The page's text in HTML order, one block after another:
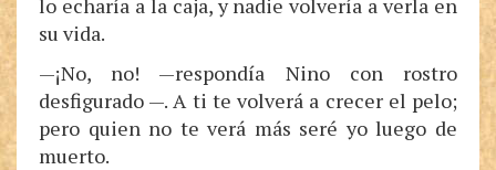
lo echaría a la caja, y nadie volvería a verla en
su vida.
—¡No, no! —respondía Nino con rostro
desfigurado —. A ti te volverá a crecer el pelo;
pero quien no te verá más seré yo luego de
muerto.